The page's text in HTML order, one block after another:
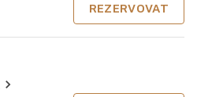
REZERVOVAT